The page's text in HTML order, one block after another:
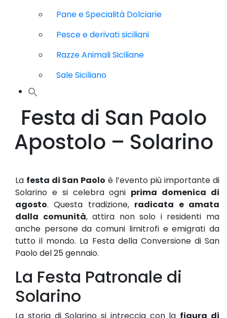
Pane e Specialità Dolciarie
Pesce e derivati siciliani
Razze Animali Siciliane
Sale Siciliano
Festa di San Paolo
Apostolo – Solarino
La festa di San Paolo è l’evento più importante di
Solarino e si celebra ogni prima domenica di
agosto. Questa tradizione, radicata e amata
dalla comunità, attira non solo i residenti ma
anche persone da comuni limitrofi e emigrati da
tutto il mondo. La Festa della Conversione di San
Paolo del 25 gennaio.
La Festa Patronale di
Solarino